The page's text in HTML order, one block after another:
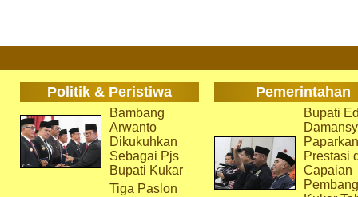
Politik & Peristiwa Pemerintahan
Bambang
Arwanto
Dikukuhkan
Sebagai Pjs
Bupati Kukar
Tiga Paslon
Bupati
Paparkan
Prestasi
Capaian